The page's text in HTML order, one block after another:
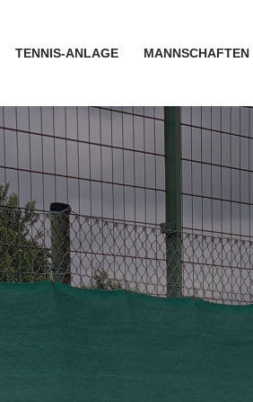
TENNIS-ANLAGE MANNSCHAFTEN